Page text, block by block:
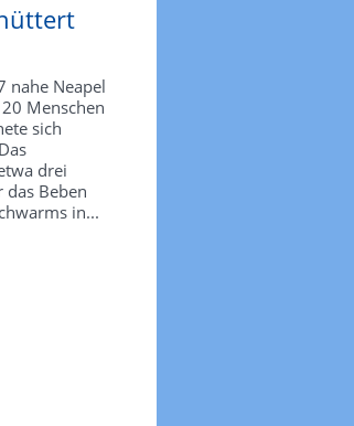
nahe Neapel
Menschen
sich
drei
Beben
in...